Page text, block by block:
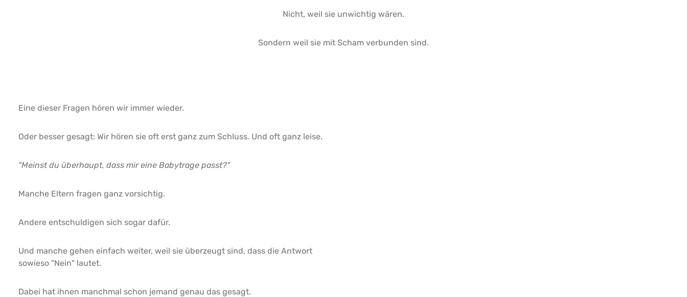
Nicht, weil sie unwichtig wären.
Sondern weil sie mit Scham verbunden sind.
Eine dieser Fragen hören wir immer wieder.
Oder besser gesagt: Wir hören sie oft erst ganz zum Schluss. Und oft ganz leise.
"Meinst du überhaupt, dass mir eine Babytrage passt?"
Manche Eltern fragen ganz vorsichtig.
Andere entschuldigen sich sogar dafür.
Und manche gehen einfach weiter, weil sie überzeugt sind, dass die Antwort
sowieso "Nein" lautet.
Dabei hat ihnen manchmal schon jemand genau das gesagt.